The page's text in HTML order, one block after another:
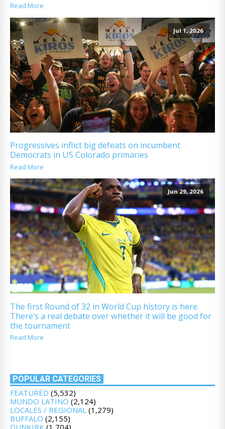
Read More
Jul 1, 2026
Progressives inflict big defeats on incumbent
Democrats in US Colorado primaries
Read More
Jun 29, 2026
The first Round of 32 in World Cup history is here.
There’s a real debate over whether it will be good for
the tournament
Read More
POPULAR CATEGORIES
FEATURED (5,532)
MUNDO LATINO (2,124)
LOCALES / REGIONAL (1,279)
BUFFALO (2,155)